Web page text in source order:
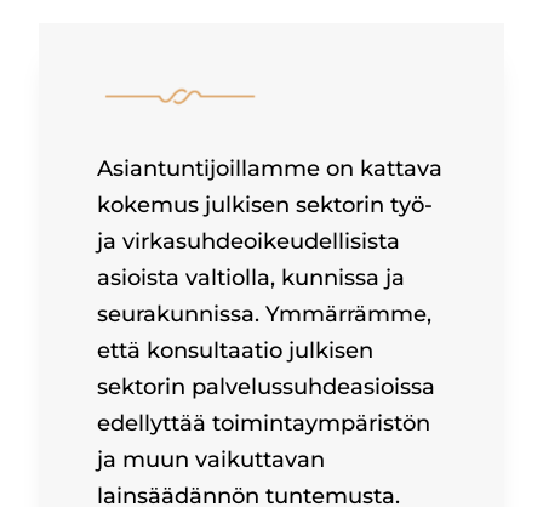
Asiantuntijoillamme on kattava
kokemus julkisen sektorin työ-
ja virkasuhdeoikeudellisista
asioista valtiolla, kunnissa ja
seurakunnissa. Ymmärrämme,
että konsultaatio julkisen
sektorin palvelussuhdeasioissa
edellyttää toimintaympäristön
ja muun vaikuttavan
lainsäädännön tuntemusta.